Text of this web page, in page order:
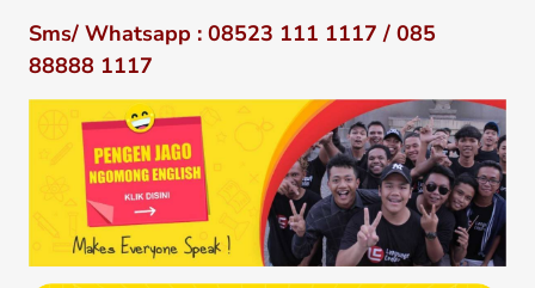
Sms/ Whatsapp : 08523 111 1117 / 085
88888 1117